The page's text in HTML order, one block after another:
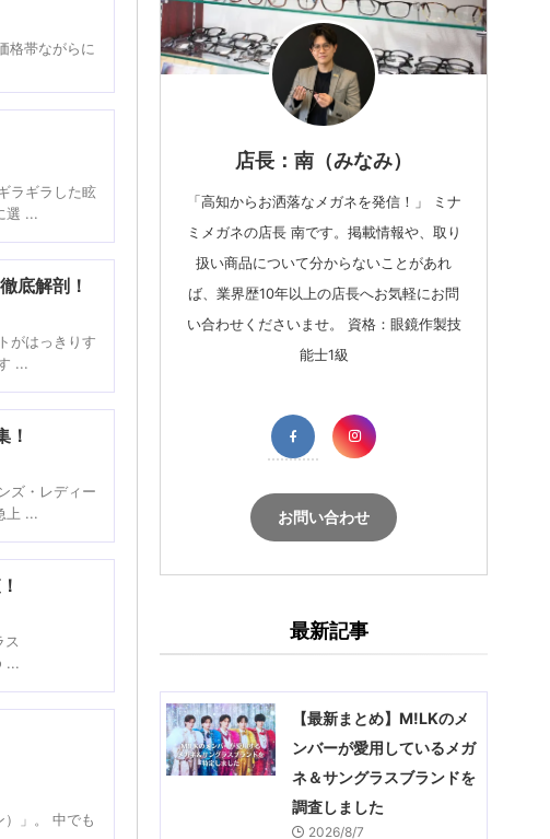
格帯ながらに
ラギラした眩
選 ...
底解剖！
がはっきりす
...
！
ズ・レディー
上 ...
ス
...
」。 中でも
店長：南（みなみ）
「高知からお洒落なメガネを発信！」 ミナ
ミメガネの店長 南です。掲載情報や、取り
扱い商品について分からないことがあれ
ば、業界歴10年以上の店長へお気軽にお問
い合わせくださいませ。 資格：眼鏡作製技
能士1級
お問い合わせ
最新記事
【最新まとめ】M!LKのメ
ンバーが愛用しているメガ
ネ＆サングラスブランドを
調査しました
2026/8/7